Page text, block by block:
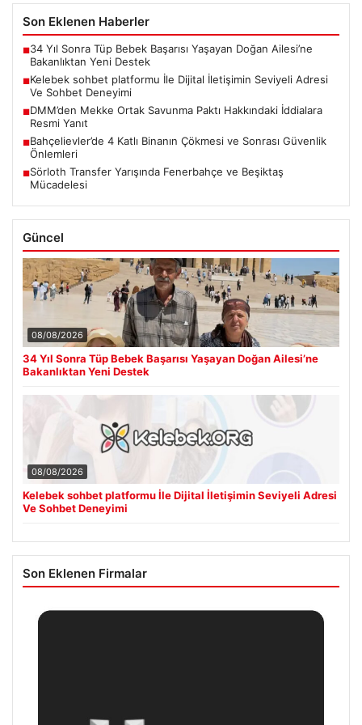
Son Eklenen Haberler
■34 Yıl Sonra Tüp Bebek Başarısı Yaşayan Doğan Ailesi’ne
Bakanlıktan Yeni Destek
■Kelebek sohbet platformu İle Dijital İletişimin Seviyeli Adresi
Ve Sohbet Deneyimi
■DMM’den Mekke Ortak Savunma Paktı Hakkındaki İddialara
Resmi Yanıt
■Bahçelievler’de 4 Katlı Binanın Çökmesi ve Sonrası Güvenlik
Önlemleri
■Sörloth Transfer Yarışında Fenerbahçe ve Beşiktaş
Mücadelesi
Güncel
08/08/2026
34 Yıl Sonra Tüp Bebek Başarısı Yaşayan Doğan Ailesi’ne
Bakanlıktan Yeni Destek
08/08/2026
Kelebek sohbet platformu İle Dijital İletişimin Seviyeli Adresi
Ve Sohbet Deneyimi
Son Eklenen Firmalar